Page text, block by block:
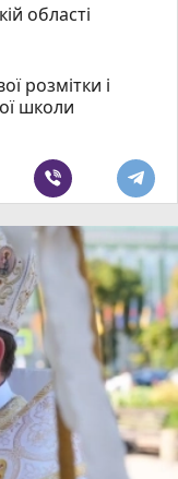
області
розмітки і
школи